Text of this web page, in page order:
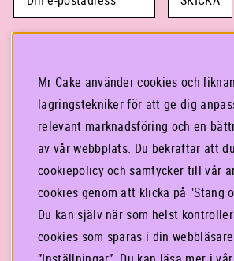
KONTAKTA OSS
STOCKHOLM
GÖTEBORG
INFORMATION
Mr Cake använder cookies och
lagringstekniker för att ge dig
relevant marknadsföring och en
av vår webbplats. Du bekräftar att
cookiepolicy och samtycker till vår
cookies genom att klicka på "Stäng
Du kan själv när som helst
cookies som sparas i din